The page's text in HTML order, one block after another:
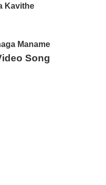
Kavithe
Maname
Song